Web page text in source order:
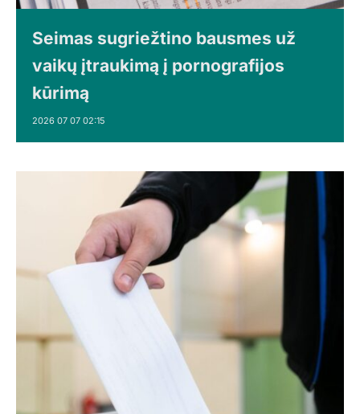
Seimas sugriežtino bausmes už
vaikų įtraukimą į pornografijos
kūrimą
2026 07 07 02:15